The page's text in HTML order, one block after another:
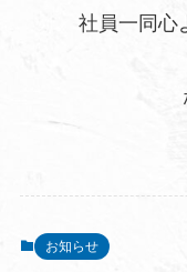
社員一同心
お知らせ